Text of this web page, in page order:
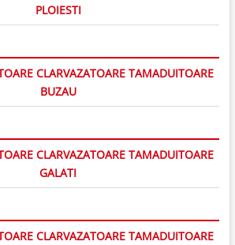
PLOIESTI
CLARVAZATOARE TAMADUITOARE
BUZAU
CLARVAZATOARE TAMADUITOARE
GALATI
CLARVAZATOARE TAMADUITOARE